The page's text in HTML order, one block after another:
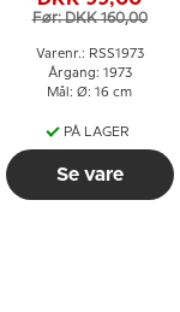
Før: DKK 160,00
Varenr.: RSS1973
Årgang: 1973
Mål: Ø: 16 cm
PÅ LAGER
Se vare